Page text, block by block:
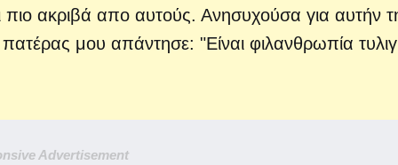
ακριβά απο αυτούς. Ανησυχούσα για αυτήν
μου απάντησε: "Είναι φιλανθρωπία
Advertisement